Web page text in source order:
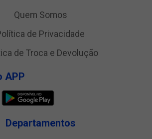
Quem Somos
de Privacidade
de Troca e Devolução
APP
Departamentos